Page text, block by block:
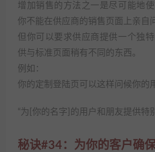
增加销售的方法之一是尽可能地
你不能在供应商的销售页面上亲自
但你可以要求供应商提供一个独
供与标准页面稍有不同的东西。
例如：
你的定制登陆页可以这样问候你的
“为[你的名字]的用户和朋友提供特
秘诀#34：为你的客户确保